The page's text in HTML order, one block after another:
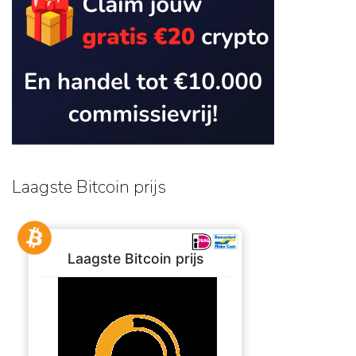
Laagste Bitcoin prijs